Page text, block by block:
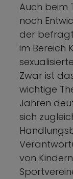
Auch beim
noch
der
im Bereich
Zwar ist
wichtige
Jahren
sich
von